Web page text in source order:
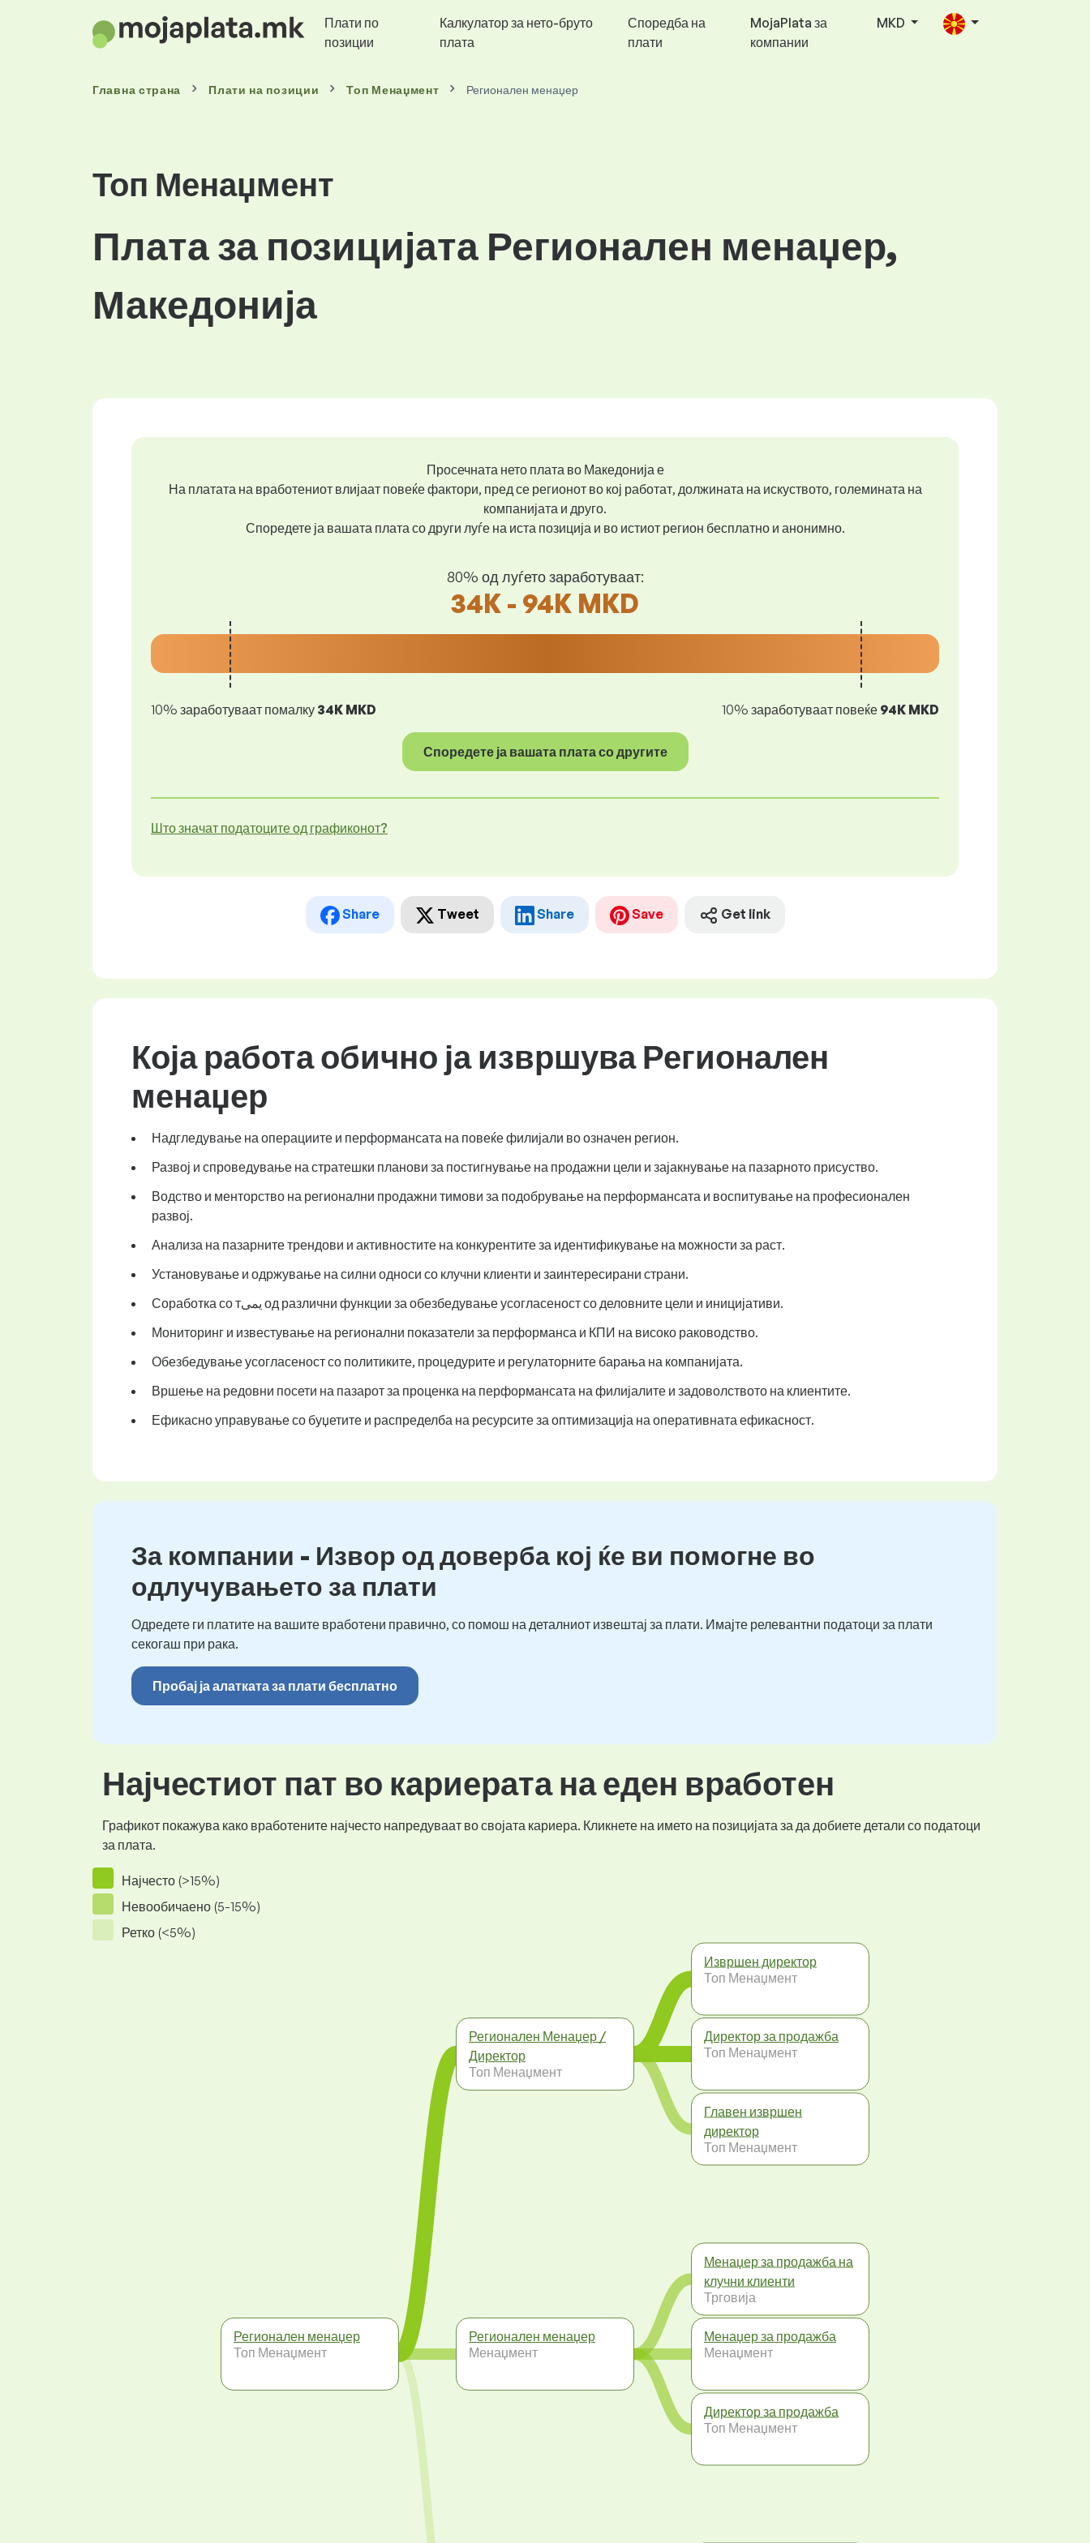
Плати по
позиции
Калкулатор за нето-бруто
плата
Споредба на
плати
MojaPlata за
компании
MKD
Главна страна Плати на позиции Топ Менаџмент Регионален менаџер
Топ Менаџмент
Плата за позицијата Регионален менаџер,
Македонија
Просечната нето плата во Македонија е
На платата на вработениот влијаат повеќе фактори, пред се регионот во кој работат, должината на искуството, големината на
компанијата и друго.
Споредете ја вашата плата со други луѓе на иста позиција и во истиот регион бесплатно и анонимно.
80% од луѓето заработуваат:
34K - 94K MKD
10% заработуваат помалку 34K MKD 10% заработуваат повеќе 94K MKD
Споредете ја вашата плата со другите
Што значат податоците од графиконот?
Share Tweet Share Save Get link
Која работа обично ја извршува Регионален
менаџер
Надгледување на операциите и перформансата на повеќе филијали во означен регион.
Развој и спроведување на стратешки планови за постигнување на продажни цели и зајакнување на пазарното присуство.
Водство и менторство на регионални продажни тимови за подобрување на перформансата и воспитување на професионален
развој.
Анализа на пазарните трендови и активностите на конкурентите за идентификување на можности за раст.
Установување и одржување на силни односи со клучни клиенти и заинтересирани страни.
Соработка со тیمی од различни функции за обезбедување усогласеност со деловните цели и иницијативи.
Мониторинг и известување на регионални показатели за перформанса и КПИ на високо раководство.
Обезбедување усогласеност со политиките, процедурите и регулаторните барања на компанијата.
Вршење на редовни посети на пазарот за проценка на перформансата на филијалите и задоволството на клиентите.
Ефикасно управување со буџетите и распределба на ресурсите за оптимизација на оперативната ефикасност.
За компании - Извор од доверба кој ќе ви помогне во
одлучувањето за плати
Одредете ги платите на вашите вработени правично, со помош на деталниот извештај за плати. Имајте релевантни податоци за плати
секогаш при рака.
Пробај ја алатката за плати бесплатно
Најчестиот пат во кариерата на еден вработен
Графикот покажува како вработените најчесто напредуваат во својата кариера. Кликнете на името на позицијата за да добиете детали со податоци
за плата.
Најчесто (>15%)
Невообичаено (5-15%)
Ретко (<5%)
Регионален менаџер
Топ Менаџмент
Регионален Менаџер /
Директор
Топ Менаџмент
Регионален менаџер
Менаџмент
Извршен директор
Топ Менаџмент
Директор за продажба
Топ Менаџмент
Главен извршен
директор
Топ Менаџмент
Менаџер за продажба на
клучни клиенти
Трговија
Менаџер за продажба
Менаџмент
Директор за продажба
Топ Менаџмент